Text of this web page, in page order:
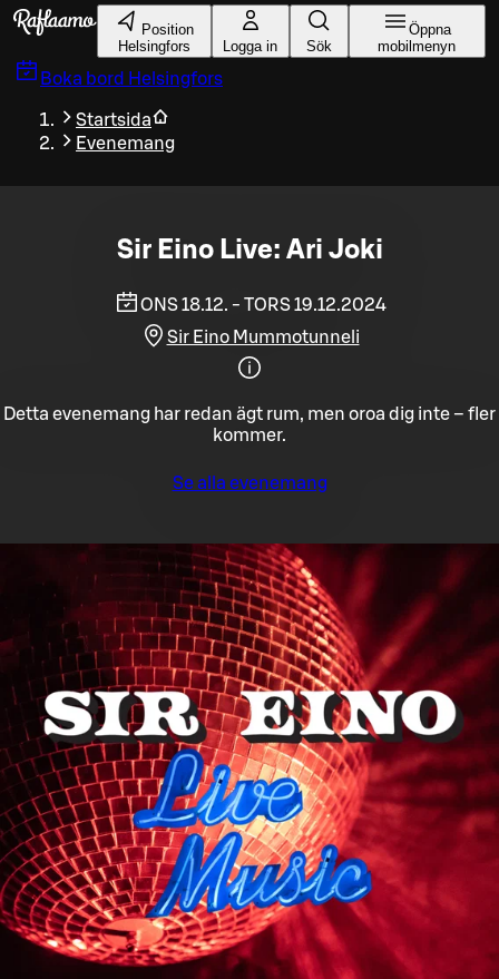
Gå till huvudinnehållet
Position
Helsingfors
Logga in Sök
Öppna
mobilmenyn
Boka bord Helsingfors
Startsida
Evenemang
Sir Eino Live: Ari Joki
ONS 18.12. - TORS 19.12.2024
Sir Eino Mummotunneli
Detta evenemang har redan ägt rum, men oroa dig inte – fler
kommer.
Se alla evenemang